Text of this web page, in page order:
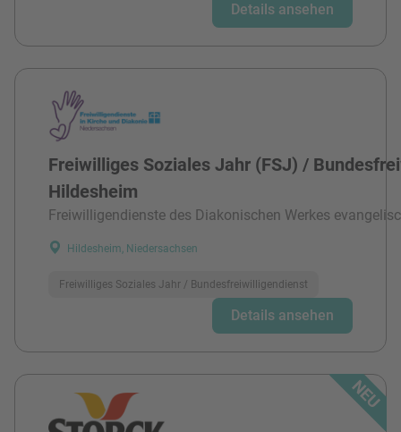
Details ansehen
Freiwilliges Soziales Jahr (FSJ) /
Hildesheim
Freiwilligendienste des Diakonischen Werkes
Hildesheim, Niedersachsen
Freiwilliges Soziales Jahr / Bundesfreiwilligendienst
Details ansehen